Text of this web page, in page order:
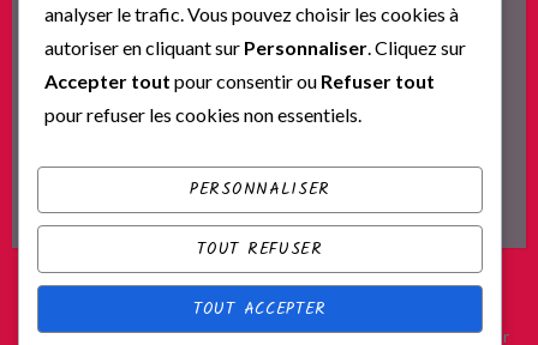
RIVA Alex
SESKIS Tina
SOLNON Jean-François
Fièrement propulsé par WordPress | Thème : Scratchpad par
analyser le trafic. Vous pouvez choisir les cookies à
autoriser en cliquant sur Personnaliser . Cliquez sur
Accepter tout pour consentir ou Refuser tout
pour refuser les cookies non essentiels.
PERSONNALISER
TOUT REFUSER
TOUT ACCEPTER